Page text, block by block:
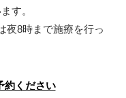
す。
夜8時まで施療を行っ